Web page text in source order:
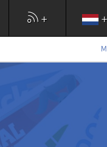
+ +